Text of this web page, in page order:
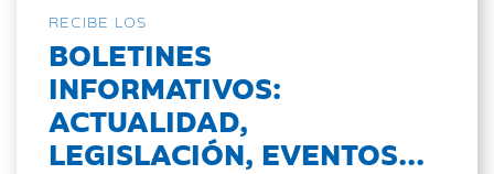
RECIBE LOS
BOLETINES
INFORMATIVOS:
ACTUALIDAD,
LEGISLACIÓN, EVENTOS...